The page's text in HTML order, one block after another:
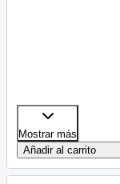
Mostrar más
Añadir al carrito